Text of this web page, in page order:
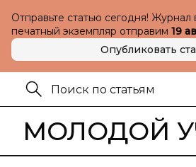
Отправьте статью сегодня! Журнал
печатный экземпляр отправим 19
Опубликовать
МОЛОДОЙ